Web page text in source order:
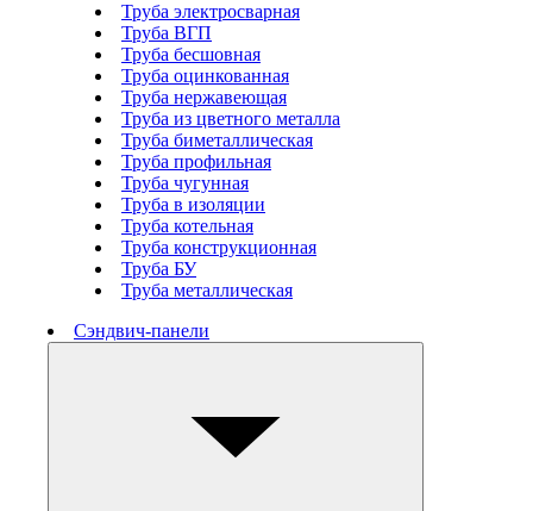
Труба электросварная
Труба ВГП
Труба бесшовная
Труба оцинкованная
Труба нержавеющая
Труба из цветного металла
Труба биметаллическая
Труба профильная
Труба чугунная
Труба в изоляции
Труба котельная
Труба конструкционная
Труба БУ
Труба металлическая
Сэндвич-панели